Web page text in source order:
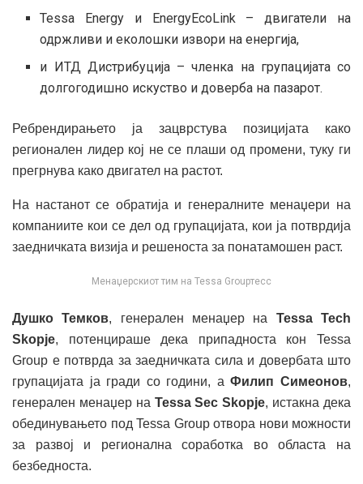
Tessa Energy и EnergyEcoLink – двигатели на
одржливи и еколошки извори на енергија,
и ИТД Дистрибуција – членка на групацијата со
долгогодишно искуство и доверба на пазарот.
Ребрендирањето ја зацврстува позицијата како
регионален лидер кој не се плаши од промени, туку ги
прегрнува како двигател на растот.
На настанот се обратија и генералните менаџери на
компаниите кои се дел од групацијата, кои ја потврдија
заедничката визија и решеноста за понатамошен раст.
Менаџерскиот тим на Tessa Groupтесс
Душко Темков, генерален менаџер на Tessa Tech
Skopje, потенцираше дека припадноста кон Tessa
Group е потврда за заедничката сила и довербата што
групацијата ја гради со години, аФилип Симеонов,
генерален менаџер на Tessa Sec Skopje, истакна дека
обединувањето под Tessa Group отвора нови можности
за развој и регионална соработка во областа на
безбедноста.